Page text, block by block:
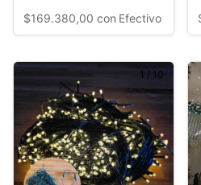
$169.380,00 con Efectivo
1 / 10